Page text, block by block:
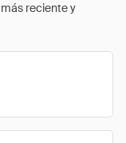
reciente y